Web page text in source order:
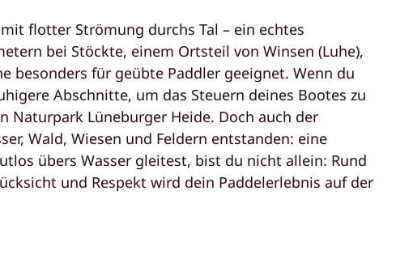
flotter Strömung durchs Tal – ein echtes
bei Stöckte, einem Ortsteil von Winsen (Luhe),
besonders für geübte Paddler geeignet. Wenn du
Abschnitte, um das Steuern deines Bootes zu
Naturpark Lüneburger Heide. Doch auch der
Wald, Wiesen und Feldern entstanden: eine
übers Wasser gleitest, bist du nicht allein: Rund
und Respekt wird dein Paddelerlebnis auf der